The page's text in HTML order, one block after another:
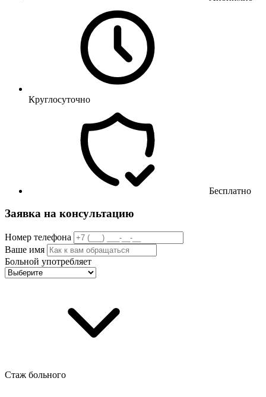
Круглосуточно
Бесплатно
Заявка на консультацию
Номер телефона
Ваше имя
Больной употребляет
Стаж больного